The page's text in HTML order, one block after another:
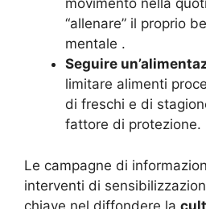
movimento nella
“allenare” il proprio
mentale .
Seguire
limitare alimenti
di freschi e di
fattore di protezione.
Le campagne di
interventi di
chiave nel diffondere la